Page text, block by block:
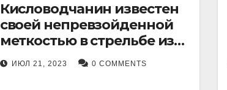
Кисловодчанин известен
своей непревзойденной
меткостью в стрельбе из
лука, и его успехи
прославили его в
ИЮЛ 21, 2023 0 COMMENTS